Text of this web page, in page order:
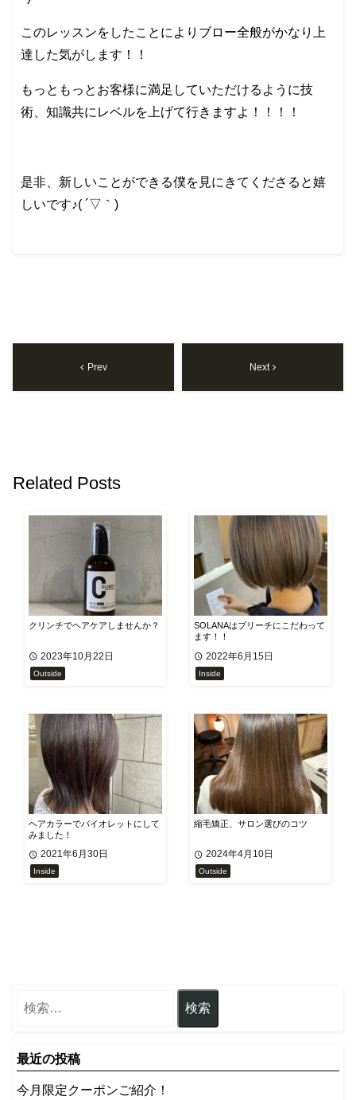
このレッスンをしたことによりブロー全般がかなり上
達した気がします！！
もっともっとお客様に満足していただけるように技
術、知識共にレベルを上げて行きますよ！！！！
是非、新しいことができる僕を見にきてくださると嬉
しいです♪( ´▽｀)
Prev Next
Related Posts
クリンチでヘアケアしませんか？
2023年10月22日
Outside
SOLANAはブリーチにこだわって
ます！！
2022年6月15日
Inside
ヘアカラーでバイオレットにして
みました！
2021年6月30日
Inside
縮毛矯正、サロン選びのコツ
2024年4月10日
Outside
最近の投稿
今月限定クーポンご紹介！